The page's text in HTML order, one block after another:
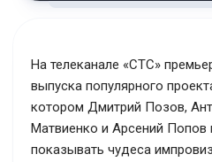
На телеканале «СТС»
выпуска популярного
котором Дмитрий Позов,
Матвиенко и Арсений
показывать чудеса